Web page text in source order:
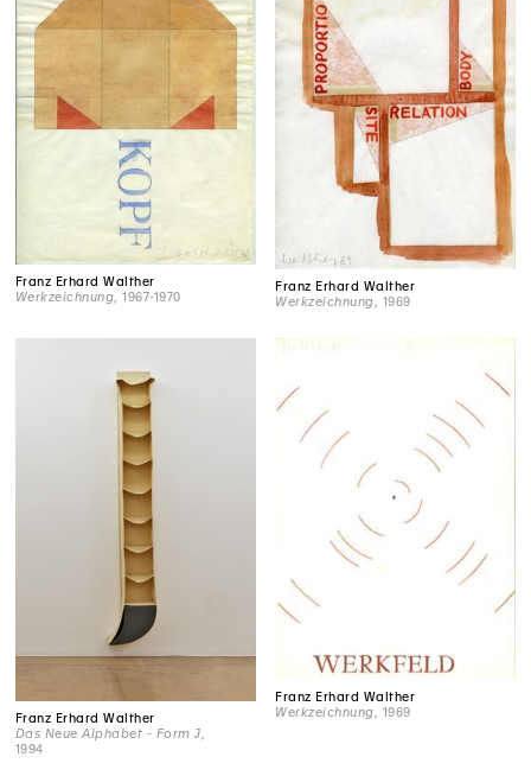
Franz Erhard Walther
Werkzeichnung , 1967-1970
Franz Erhard Walther
Werkzeichnung , 1969
Franz Erhard Walther
Das Neue Alphabet - Form J
1994
Franz Erhard Walther
Werkzeichnung , 1969